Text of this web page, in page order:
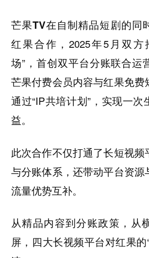
芒果TV在自制精品短剧的同
红果合作，2025年5月双方
场”，首创双平台分账联合运
芒果付费会员内容与红果免费
通过“IP共培计划”，实现一次
益。
此次合作不仅打通了长短视频
与分账体系，还带动平台资源
流量优势互补。
从精品内容到分账政策，从
屏，四大长视频平台对红果的